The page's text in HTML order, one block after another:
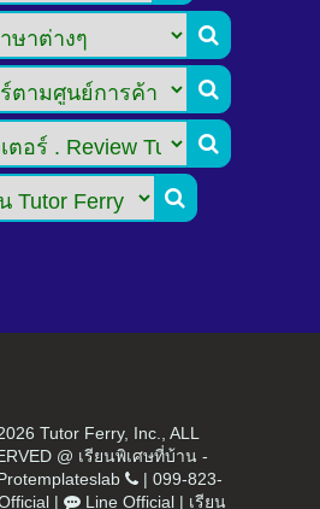




Tutor Ferry, Inc., ALL
@ เรียนพิเศษที่บ้าน -
| 099-823-
| Line Official| เรียน